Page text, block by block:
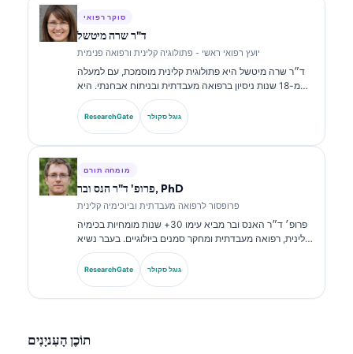
סוקר רפואי
ד"ר שרה מיטשל
יועץ רפואי ראשי - פתולוגיה קלינית ורפואה פנימית
ד״ר שרה מיטשל היא פתולוגית קלינית מוסמכת, עם למעלה
מ-18 שנות ניסיון ברפואה מעבדתית ובניתוח אבחנתי. היא
מחזיקה בהסמכות התמחות בכימיה קלינית, ופרסמה רבות על
לוחות סמנים ביולוגיים וניתוח מעבדתי במסגרת פרקטיקה
ResearchGate גוגל סקולר
מומחה תורם
פרופ' ד"ר הנס ובר, PhD
פרופסור לרפואה מעבדתית וביוכימיה קלינית
פרופ׳ ד״ר האנס ובר מביא עימו 30+ שנות מומחיות בכימיה
קלינית, רפואה מעבדתית ומחקר סמנים ביולוגיים. בעבר נשיא
האגודה הגרמנית לכימיה קלינית, הוא מתמחה בניתוח לוחות
אבחנתיים, בסטנדרטיזציה של סמנים ביולוגיים וברפואה
ResearchGate גוגל סקולר
תוֹכֶן הָעִניָנִים